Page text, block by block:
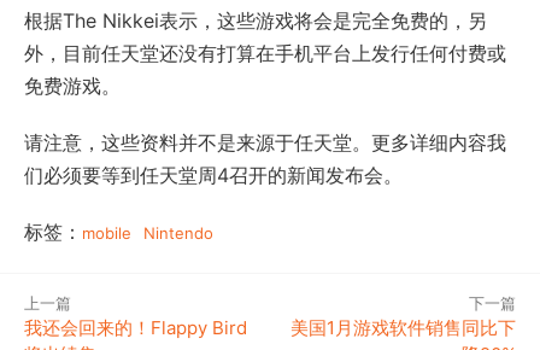
根据The Nikkei表示，这些游戏将会是完全免费的，另
外，目前任天堂还没有打算在手机平台上发行任何付费或
免费游戏。
请注意，这些资料并不是来源于任天堂。更多详细内容我
们必须要等到任天堂周4召开的新闻发布会。
标签： mobile Nintendo
上一篇
我还会回来的！Flappy Bird
下一篇
美国1月游戏软件销售同比下